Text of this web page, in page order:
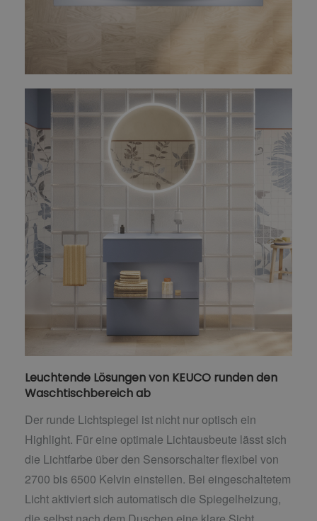
Leuchtende Lösungen von KEUCO runden den
Waschtischbereich ab
Der runde Lichtspiegel ist nicht nur optisch ein
Highlight. Für eine optimale Lichtausbeute lässt sich
die Lichtfarbe über den Sensorschalter flexibel von
2700 bis 6500 Kelvin einstellen. Bei eingeschaltetem
Licht aktiviert sich automatisch die Spiegelheizung,